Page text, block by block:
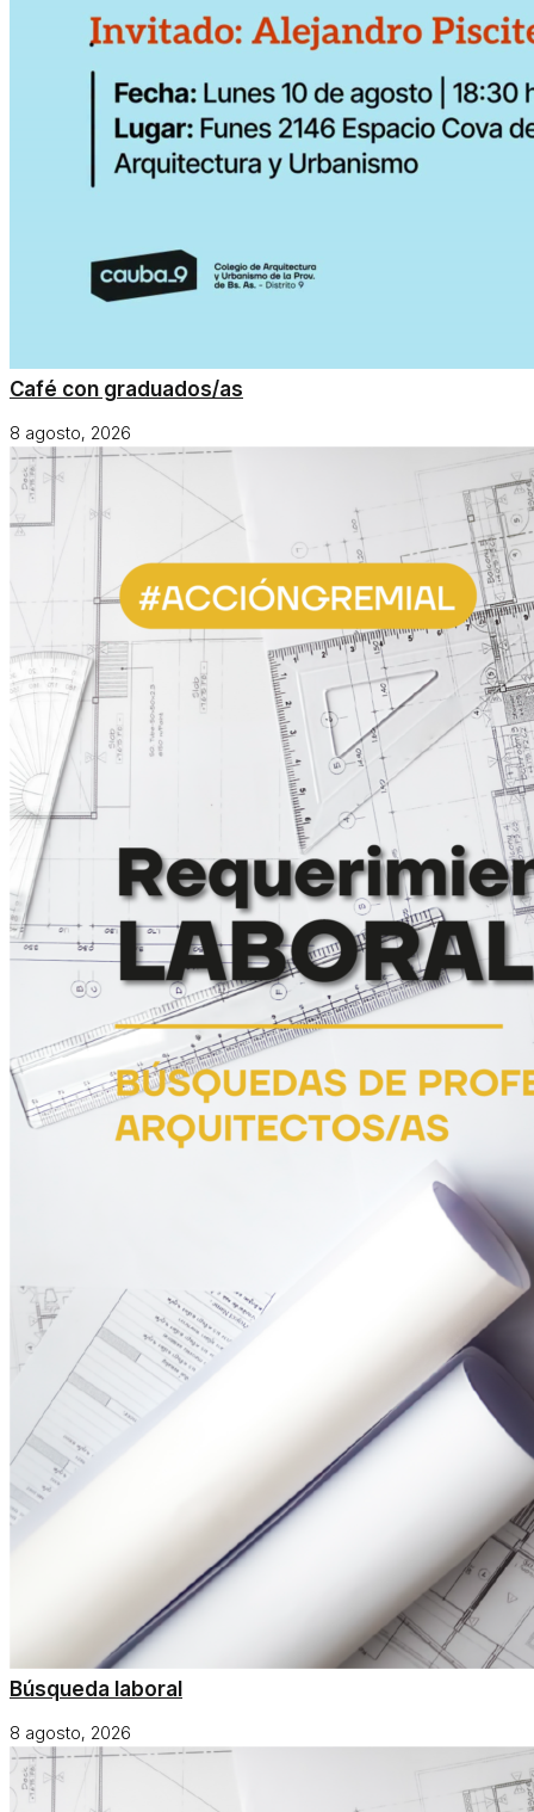
Café con graduados/as
8 agosto, 2026
Búsqueda laboral
8 agosto, 2026